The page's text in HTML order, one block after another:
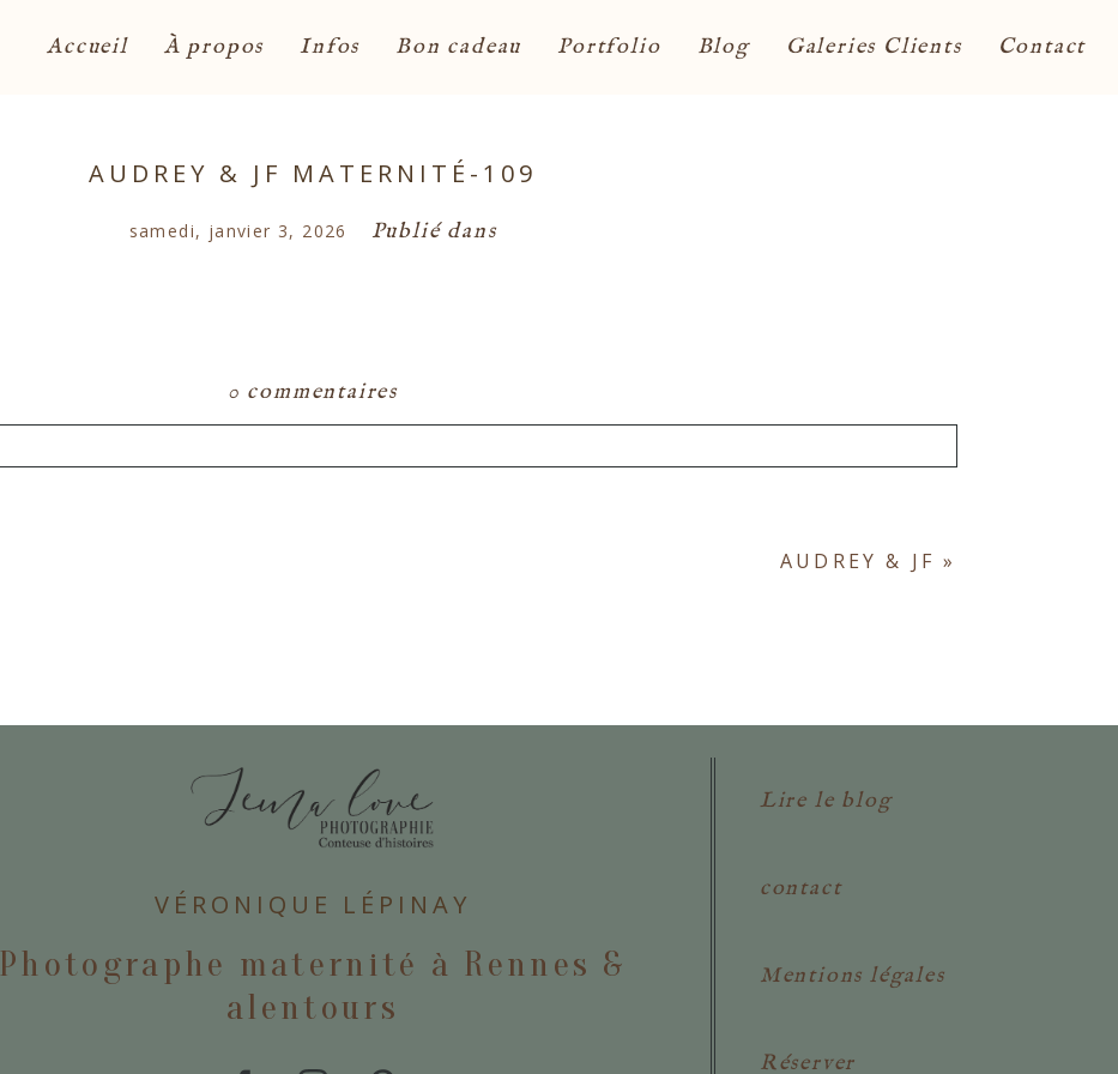
Accueil À propos Infos Bon cadeau Portfolio Blog Galeries Clients Contact
AUDREY & JF MATERNITÉ-109
samedi, janvier 3, 2026 Publié dans
0 commentaires
AUDREY & JF »
VÉRONIQUE LÉPINAY
Photographe maternité à Rennes &
alentours
Lire le blog
contact
Mentions légales
Réserver